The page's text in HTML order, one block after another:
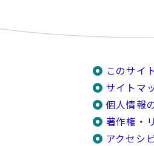
このサイ
サイトマ
個人情報
著作権・
アクセシ